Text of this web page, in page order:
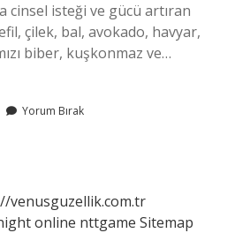
cinsel isteği ve gücü artıran
çilek, bal, avokado, havyar,
biber, kuşkonmaz ve…
Yorum Bırak
venusguzellik.com.tr
online nttgame Sitemap